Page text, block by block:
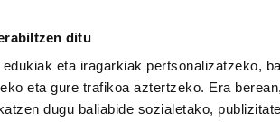
ditu
eta iragarkiak pertsonalizatzeko,
eta gure trafikoa aztertzeko. Era
dugu baliabide sozialetako,